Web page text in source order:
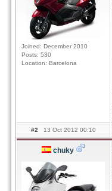
Joined: December 2010
Posts: 530
Location: Barcelona
#2 13 Oct 2012 00:10
chuky